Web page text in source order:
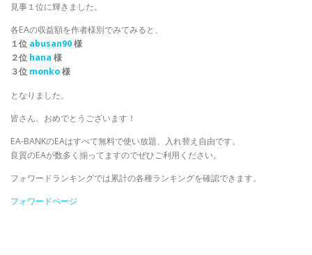
見事１位に輝きました。
各EAの収益額を作者様別でみてみると、
１位 abusan90様
２位 hana 様
３位 monko様
となりました。
皆さん、おめでとうございます！
EA-BANKのEAはすべて無料で使い放題、入れ替え自由です。
良質のEAが数多く揃ってますのでぜひご利用ください。
フォワードランキングでは累計の各種ランキングを確認できます。
フォワードページ